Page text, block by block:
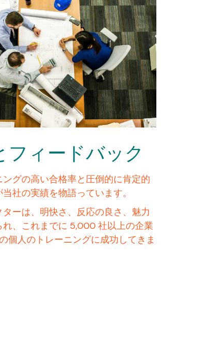
フィードバック
グの高い合格率と圧倒的に肯定的
社の実績を物語っています。
ーは、明快さ、反応の良さ、魅力
れ、これまでに 5,000 社以上の企業
個人のトレーニングに成功してきま